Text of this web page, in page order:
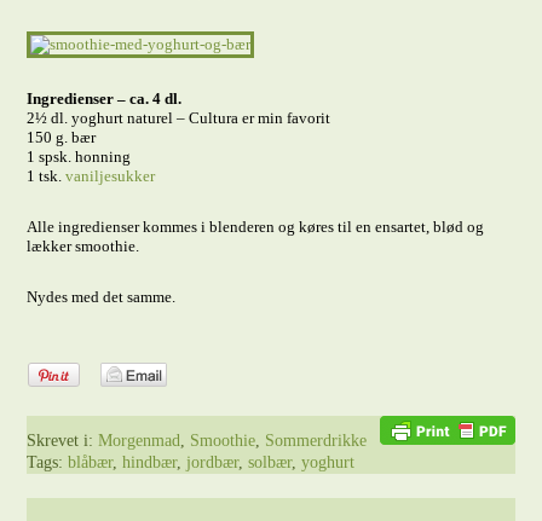
Ingredienser – ca. 4 dl.
2½ dl. yoghurt naturel – Cultura er min favorit
150 g. bær
1 spsk. honning
1 tsk.vaniljesukker
Alle ingredienser kommes i blenderen og køres til en ensartet, blød og
lækker smoothie.
Nydes med det samme.
Skrevet i:Morgenmad, Smoothie, Sommerdrikke
Tags:blåbær,hindbær, jordbær,solbær,yoghurt